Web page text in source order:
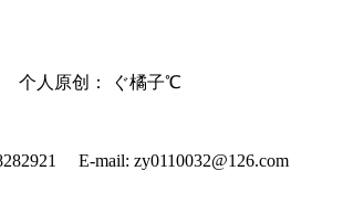
个人原创： ぐ橘子℃
E-mail: zy0110032@126.com